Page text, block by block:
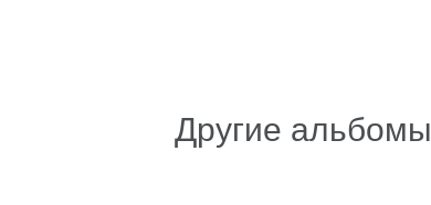
Другие альбомы